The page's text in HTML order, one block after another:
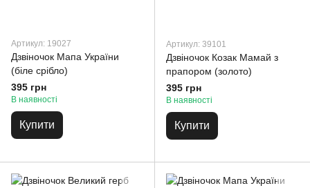
Артикул: 19027
Дзвіночок Мапа України
(біле срібло)
395 грн
В наявності
Купити
Артикул: 39101
Дзвіночок Козак Мамай з
прапором (золото)
395 грн
В наявності
Купити